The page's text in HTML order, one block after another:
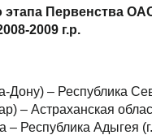
этапа Первенства
2009 г.р.
Дону) – Республика
– Астраханская
– Республика Адыгея